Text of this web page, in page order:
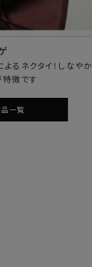
るネクタイ！しなやか
徴です
一覧